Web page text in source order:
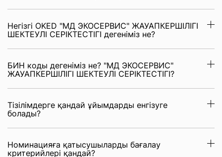
Негізгі OKED "МД ЭКОСЕРВИС" ЖАУАПКЕРШІЛІГІ
ШЕКТЕУЛІ СЕРІКТЕСТІГІ дегеніміз не?
БИН коды дегеніміз не? "МД ЭКОСЕРВИС"
ЖАУАПКЕРШІЛІГІ ШЕКТЕУЛІ СЕРІКТЕСТІГІ?
Тізілімдерге қандай ұйымдарды енгізуге
болады?
Номинацияға қатысушыларды бағалау
критерийлері қандай?